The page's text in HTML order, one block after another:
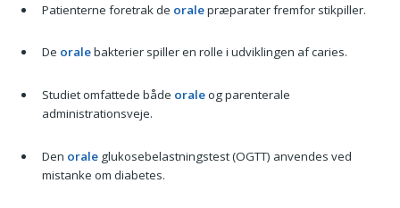
Patienterne foretrak de oralepræparater fremfor stikpiller.
De oralebakterier spiller en rolle i udviklingen af caries.
Studiet omfattede både oraleog parenterale
administrationsveje.
Den oraleglukosebelastningstest (OGTT) anvendes ved
mistanke om diabetes.